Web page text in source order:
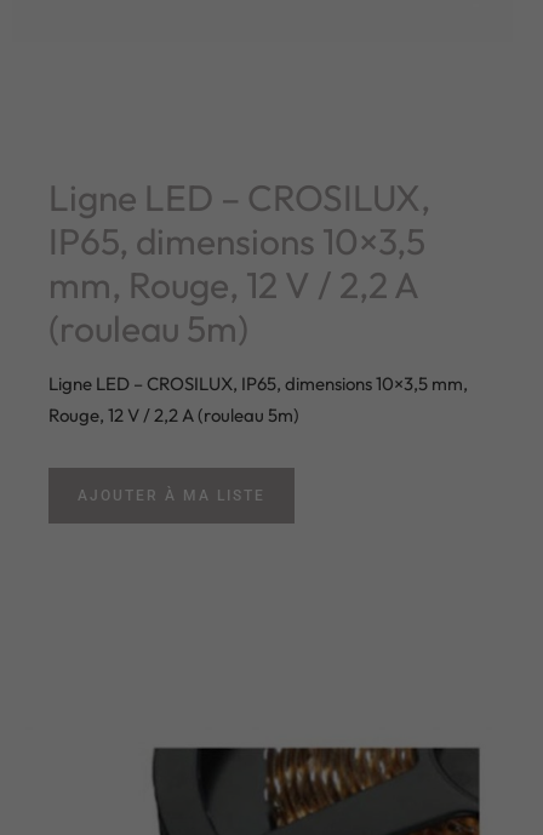
Ligne LED – CROSILUX,
IP65, dimensions 10×3,5
mm, Rouge, 12 V / 2,2 A
(rouleau 5m)
Ligne LED – CROSILUX, IP65, dimensions 10×3,5 mm,
Rouge, 12 V / 2,2 A (rouleau 5m)
AJOUTER À MA LISTE